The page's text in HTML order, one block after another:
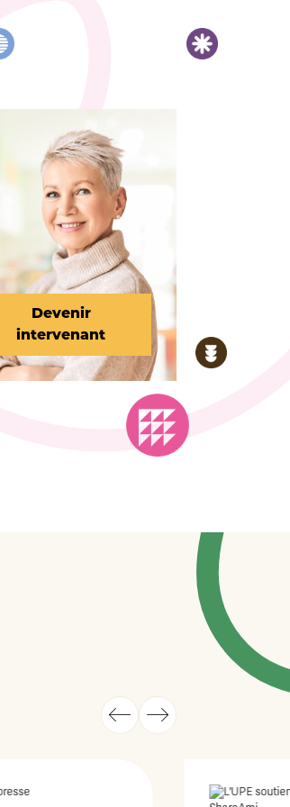
Devenir
intervenant